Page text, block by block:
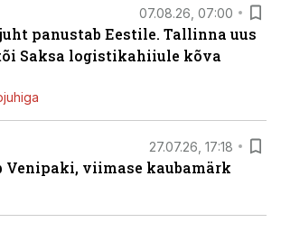
07.08.26, 07:00
panustab Eestile. Tallinna uus
Saksa logistikahiiule kõva
27.07.26, 17:18
Venipaki, viimase kaubamärk